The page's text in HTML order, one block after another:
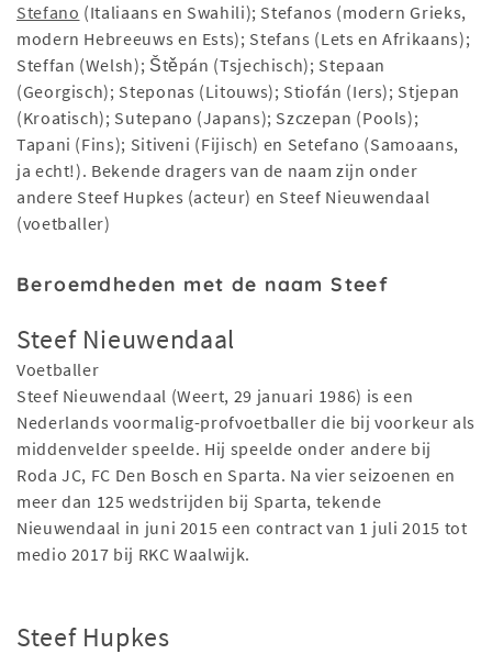
Stefano (Italiaans en Swahili); Stefanos (modern Grieks,
modern Hebreeuws en Ests); Stefans (Lets en Afrikaans);
Steffan (Welsh); Štěpán (Tsjechisch); Stepaan
(Georgisch); Steponas (Litouws); Stiofán (Iers); Stjepan
(Kroatisch); Sutepano (Japans); Szczepan (Pools);
Tapani (Fins); Sitiveni (Fijisch) en Setefano (Samoaans,
ja echt!). Bekende dragers van de naam zijn onder
andere Steef Hupkes (acteur) en Steef Nieuwendaal
(voetballer)
Beroemdheden met de naam Steef
Steef Nieuwendaal
Voetballer
Steef Nieuwendaal (Weert, 29 januari 1986) is een
Nederlands voormalig-profvoetballer die bij voorkeur als
middenvelder speelde. Hij speelde onder andere bij
Roda JC, FC Den Bosch en Sparta. Na vier seizoenen en
meer dan 125 wedstrijden bij Sparta, tekende
Nieuwendaal in juni 2015 een contract van 1 juli 2015 tot
medio 2017 bij RKC Waalwijk.
Steef Hupkes